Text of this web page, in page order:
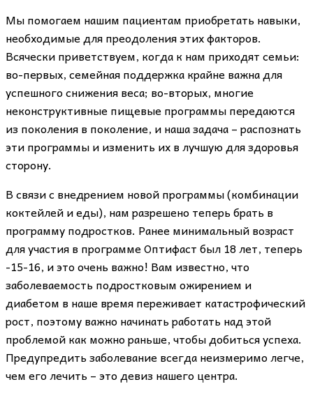
Мы помогаем нашим пациентам приобретать навыки,
необходимые для преодоления этих факторов.
Всячески приветствуем, когда к нам приходят семьи:
во-первых, семейная поддержка крайне важна для
успешного снижения веса; во-вторых, многие
неконструктивные пищевые программы передаются
из поколения в поколение, и наша задача – распознать
эти программы и изменить их в лучшую для здоровья
сторону.
В связи с внедрением новой программы (комбинации
коктейлей и еды), нам разрешено теперь брать в
программу подростков. Ранее минимальный возраст
для участия в программе Оптифаст был 18 лет, теперь
-15-16, и это очень важно! Вам известно, что
заболеваемость подростковым ожирением и
диабетом в наше время переживает катастрофический
рост, поэтому важно начинать работать над этой
проблемой как можно раньше, чтобы добиться успеха.
Предупредить заболевание всегда неизмеримо легче,
чем его лечить – это девиз нашего центра.